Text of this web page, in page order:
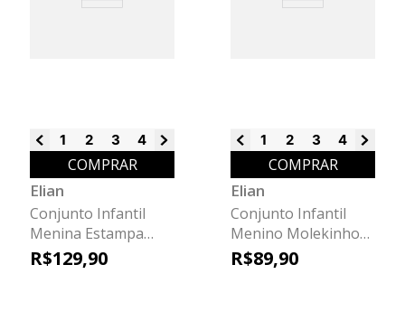
1 2 3 4 6
COMPRAR
Elian
Conjunto Infantil
Menina Estampa
Cerejas Elian Bege
R$129,90
1 2 3 4 6
COMPRAR
Elian
Conjunto Infantil
Menino Molekinho
Elian Verde
R$89,90